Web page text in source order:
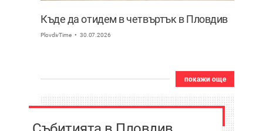
Къде да отидем в четвъртък в Пловдив
PlovdivTime 30.07.2026
покажи още